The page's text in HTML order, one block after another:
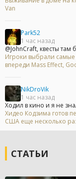
Van
Park52
1 час назад
@JohnCraft, квесты
Игроки выбрали самые
впереди Mass Effect,
NikDroVik
1 час назад
Ходил в кино и я не
Хидео Кодзима готов
США еще несколько
СТАТЬИ